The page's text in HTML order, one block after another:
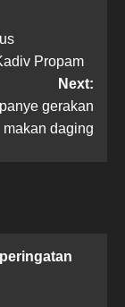
Propam
Next:
gerakan
makan daging